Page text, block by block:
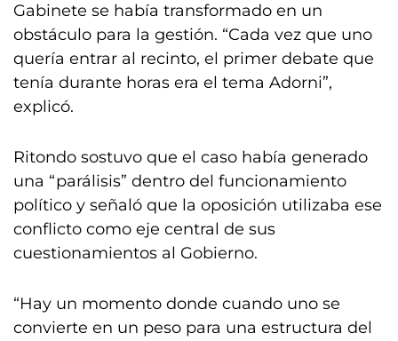
Gabinete se había transformado en un
obstáculo para la gestión. “Cada vez que uno
quería entrar al recinto, el primer debate que
tenía durante horas era el tema Adorni”,
explicó.
Ritondo sostuvo que el caso había generado
una “parálisis” dentro del funcionamiento
político y señaló que la oposición utilizaba ese
conflicto como eje central de sus
cuestionamientos al Gobierno.
“Hay un momento donde cuando uno se
convierte en un peso para una estructura del